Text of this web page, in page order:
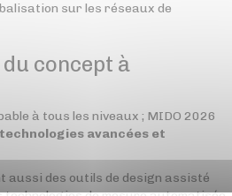
sur les réseaux de
concept à
à tous les niveaux ; MIDO 2026
technologies avancées et
aussi des outils de design assisté